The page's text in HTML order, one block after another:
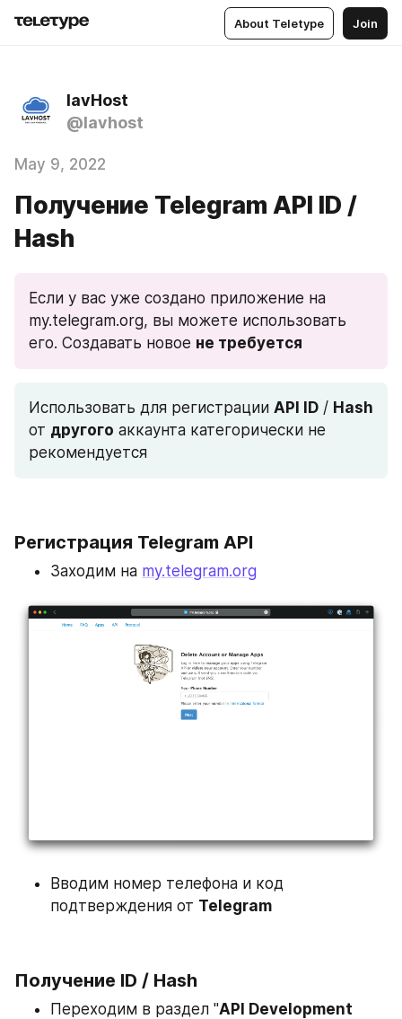
About Teletype Join
lavHost
@lavhost
May 9, 2022
Получение Telegram API ID /
Hash
Если у вас уже создано приложение на
my.telegram.org, вы можете использовать
его. Создавать новое не требуется
Использовать для регистрации API ID / Hash
от другого аккаунта категорически не
рекомендуется
Регистрация Telegram API
Заходим на my.telegram.org
Вводим номер телефона и код
подтверждения от Telegram
Получение ID / Hash
Переходим в раздел "API Development